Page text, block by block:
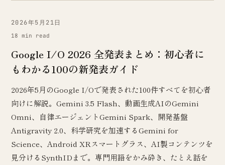
2026年5月21日
18 min read
Google I/O 2026 全発表まとめ：初心者に
もわかる100の新発表ガイド
2026年5月のGoogle I/Oで発表された100件すべてを初心者
向けに解説。Gemini 3.5 Flash、動画生成AIのGemini
Omni、自律エージェントGemini Spark、開発基盤
Antigravity 2.0、科学研究を加速するGemini for
Science、Android XRスマートグラス、AI製コンテンツを
見分けるSynthIDまで。専門用語をかみ砕き、たとえ話を